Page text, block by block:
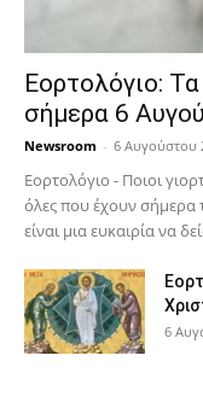
Εορτολόγιο:
σήμερα 6
Newsroom - 6 Αυγούστου
Εορτολόγιο - Ποιοι
όλες που έχουν σήμερα
είναι μια ευκαιρία να
6